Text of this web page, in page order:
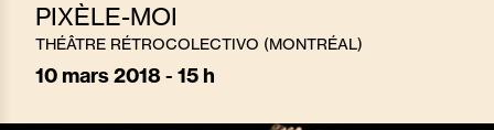
PIXÈLE-MOI
THÉÂTRE RÉTROCOLECTIVO (MONTRÉAL)
10 mars 2018 - 15 h